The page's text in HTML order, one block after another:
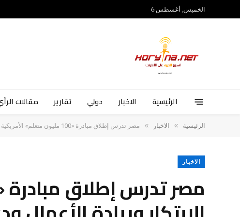
الخميس, أغسطس 6
الرئيسية الاخبار دولي تقارير مقالات
الرئيسية » الاخبار » مصر تدرس إطلاق مبادرة «100 مليون متعلم» الأمريكية لتعزيز الابتكار وريادة الأعمال ودعم التحول الرقمي
الاخبار